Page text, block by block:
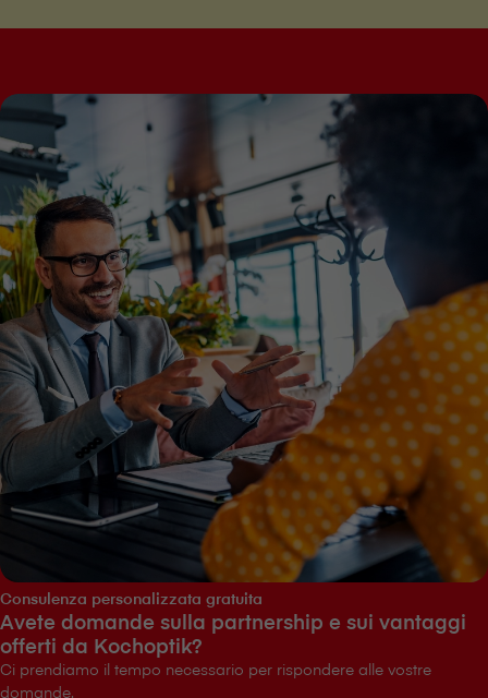
Consulenza personalizzata gratuita
Avete domande sulla partnership e sui vantaggi
offerti da Kochoptik?
Ci prendiamo il tempo necessario per rispondere alle vostre
domande.